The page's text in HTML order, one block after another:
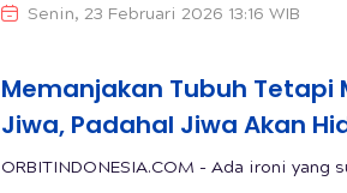
Senin, 23 Februari 2026 13:16 WIB
Memanjakan Tubuh Tetapi
Jiwa, Padahal Jiwa Akan
ORBITINDONESIA.COM - Ada ironi yang